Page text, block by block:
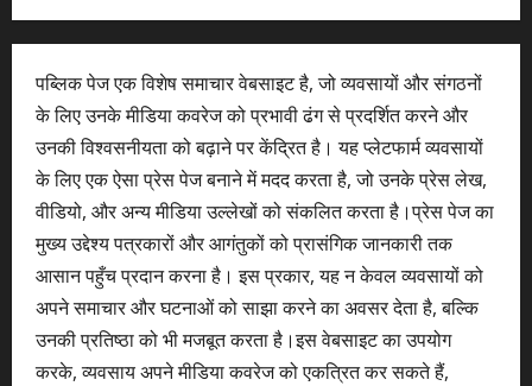
पब्लिक पेज एक विशेष समाचार वेबसाइट है, जो व्यवसायों और संगठनों
के लिए उनके मीडिया कवरेज को प्रभावी ढंग से प्रदर्शित करने और
उनकी विश्वसनीयता को बढ़ाने पर केंद्रित है। यह प्लेटफार्म व्यवसायों
के लिए एक ऐसा प्रेस पेज बनाने में मदद करता है, जो उनके प्रेस लेख,
वीडियो, और अन्य मीडिया उल्लेखों को संकलित करता है।प्रेस पेज का
मुख्य उद्देश्य पत्रकारों और आगंतुकों को प्रासंगिक जानकारी तक
आसान पहुँच प्रदान करना है। इस प्रकार, यह न केवल व्यवसायों को
अपने समाचार और घटनाओं को साझा करने का अवसर देता है, बल्कि
उनकी प्रतिष्ठा को भी मजबूत करता है।इस वेबसाइट का उपयोग
करके, व्यवसाय अपने मीडिया कवरेज को एकत्रित कर सकते हैं,